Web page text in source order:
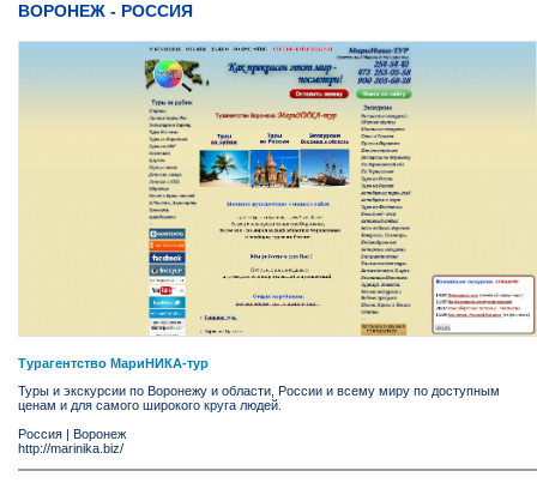
ВОРОНЕЖ - РОССИЯ
Турагентство МариНИКА-тур
Туры и экскурсии по Воронежу и области, России и всему миру по доступным
ценам и для самого широкого круга людей.
Россия | Воронеж
http://marinika.biz/